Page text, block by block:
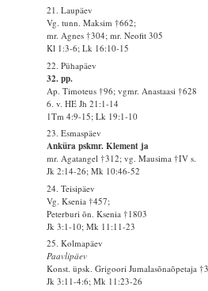
21. Laupäev
Vg. tunn. Maksim †662;
mr. Agnes †304; mr. Neofit 305
Kl 1:3-6; Lk 16:10-15
22. Pühapäev
32. pp.
Ap. Timoteus †96; vgmr. Anastaasi †628
6. v. HE Jh 21:1-14
1Tm 4:9-15; Lk 19:1-10
23. Esmaspäev
Anküra pskmr. Klement ja
mr. Agatangel †312; vg. Mausima †IV s.
Jk 2:14-26; Mk 10:46-52
24. Teisipäev
Vg. Ksenia †457;
Peterburi õn. Ksenia †1803
Jk 3:1-10; Mk 11:11-23
25. Kolmapäev
Paavlipäev
Konst. üpsk. Grigoori Jumalasõnaõpetaja
Jk 3:11-4:6; Mk 11:23-26